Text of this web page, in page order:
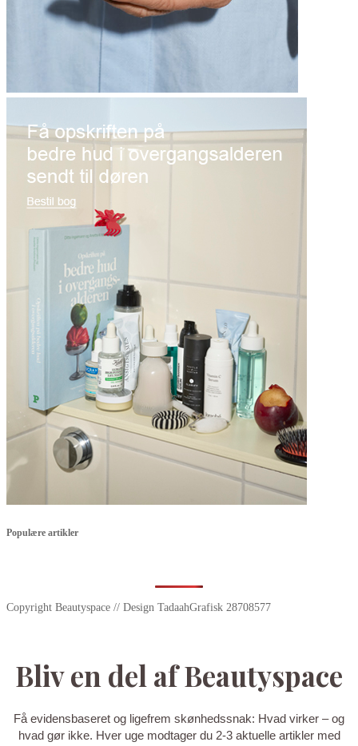
Populære artikler
Copyright Beautyspace // Design TadaahGrafisk 28708577
Bliv en del af Beautyspace
Få evidensbaseret og ligefrem skønhedssnak: Hvad virker – og
hvad gør ikke. Hver uge modtager du 2-3 aktuelle artikler med